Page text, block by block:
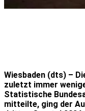
Wiesbaden (dts) –
zuletzt immer
Statistische
mitteilte, ging der